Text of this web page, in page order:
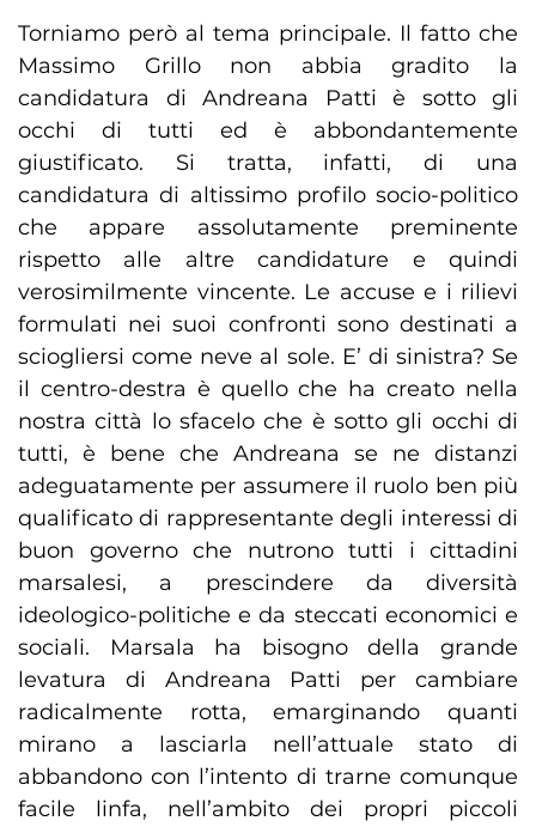
Torniamo però al tema principale. Il fatto che
Massimo Grillo non abbia gradito la
candidatura di Andreana Patti è sotto gli
occhi di tutti ed è abbondantemente
giustificato. Si tratta, infatti, di una
candidatura di altissimo profilo socio-politico
che appare assolutamente preminente
rispetto alle altre candidature e quindi
verosimilmente vincente. Le accuse e i rilievi
formulati nei suoi confronti sono destinati a
sciogliersi come neve al sole. E’ di sinistra? Se
il centro-destra è quello che ha creato nella
nostra città lo sfacelo che è sotto gli occhi di
tutti, è bene che Andreana se ne distanzi
adeguatamente per assumere il ruolo ben più
qualificato di rappresentante degli interessi di
buon governo che nutrono tutti i cittadini
marsalesi, a prescindere da diversità
ideologico-politiche e da steccati economici e
sociali. Marsala ha bisogno della grande
levatura di Andreana Patti per cambiare
radicalmente rotta, emarginando quanti
mirano a lasciarla nell’attuale stato di
abbandono con l’intento di trarne comunque
facile linfa, nell’ambito dei propri piccoli